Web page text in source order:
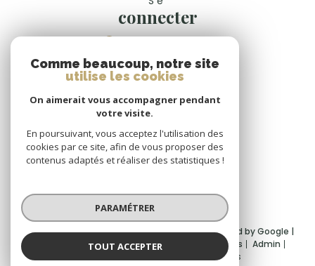
connecter
Nous
Nous
adhérons
© 2026 | Tous droits réservés | Traduction powered by Google |
Nos honoraires
Plan du site Mentions légales
Admin
Cookies
Comme beaucoup, notre site
utilise les cookies
On aimerait vous accompagner pendant
votre visite.
En poursuivant, vous acceptez l'utilisation des
cookies par ce site, afin de vous proposer des
contenus adaptés et réaliser des statistiques !
PARAMÉTRER
TOUT ACCEPTER